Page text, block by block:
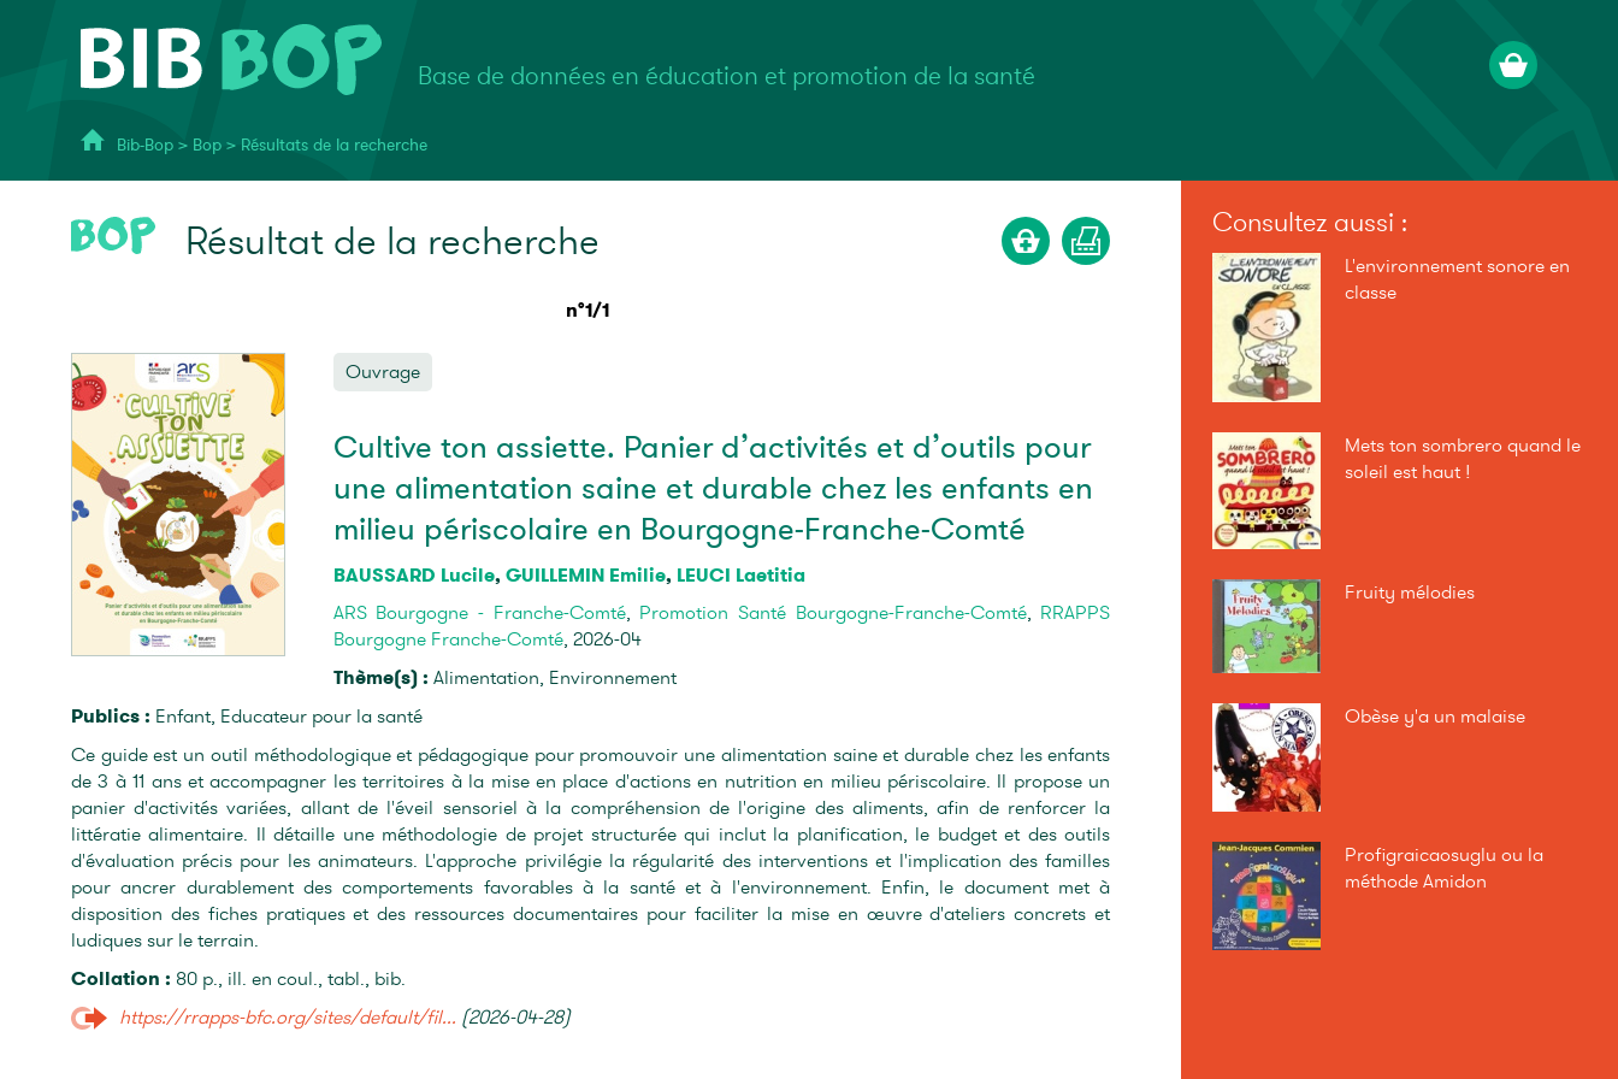
Base de données en éducation et promotion de la santé
Bib-Bop > Bop> Résultats de la recherche
Résultat de la recherche
n°1/1
Ouvrage
Cultive ton assiette. Panier d’activités et d’outils pour
une alimentation saine et durable chez les enfants en
milieu périscolaire en Bourgogne-Franche-Comté
BAUSSARD Lucile, GUILLEMIN Emilie, LEUCI Laetitia
ARS Bourgogne - Franche-Comté, Promotion Santé Bourgogne-Franche-Comté, RRAPPS
Bourgogne Franche-Comté, 2026-04
Thème(s) : Alimentation, Environnement
Publics : Enfant, Educateur pour la santé
Ce guide est un outil méthodologique et pédagogique pour promouvoir une alimentation saine et durable chez les enfants
de 3 à 11 ans et accompagner les territoires à la mise en place d'actions en nutrition en milieu périscolaire. Il propose un
panier d'activités variées, allant de l'éveil sensoriel à la compréhension de l'origine des aliments, afin de renforcer la
littératie alimentaire. Il détaille une méthodologie de projet structurée qui inclut la planification, le budget et des outils
d'évaluation précis pour les animateurs. L'approche privilégie la régularité des interventions et l'implication des familles
pour ancrer durablement des comportements favorables à la santé et à l'environnement. Enfin, le document met à
disposition des fiches pratiques et des ressources documentaires pour faciliter la mise en œuvre d'ateliers concrets et
ludiques sur le terrain.
Collation : 80 p., ill. en coul., tabl., bib.
https://rrapps-bfc.org/sites/default/fil... (2026-04-28)
Consultez aussi :
L'environnement sonore en
classe
Mets ton sombrero quand le
soleil est haut !
Fruity mélodies
Obèse y'a un malaise
Profigraicaosuglu ou la
méthode Amidon